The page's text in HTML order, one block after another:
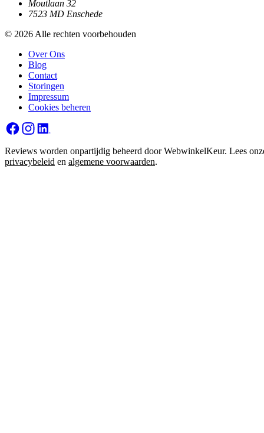
Moutlaan 32
7523 MD Enschede
© 2026 Alle rechten voorbehouden
Over Ons
Blog
Contact
Storingen
Impressum
Cookies beheren
Reviews worden onpartijdig beheerd door WebwinkelKeur. Lees
privacybeleid en algemene voorwaarden.